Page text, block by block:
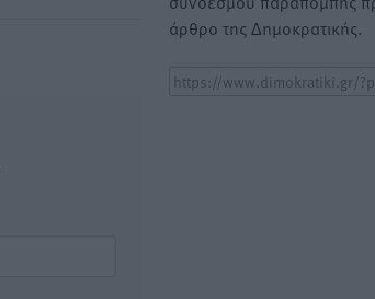
άρθρο της Δημοκρατικής.